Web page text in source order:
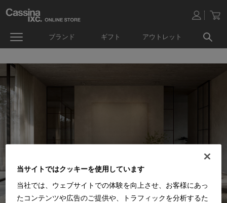
ブランド ギフト アウトレット
当サイトではクッキーを使用しています
当社では、ウェブサイトでの体験を向上させ、お客様にあっ
たコンテンツや広告のご提供や、トラフィックを分析するた